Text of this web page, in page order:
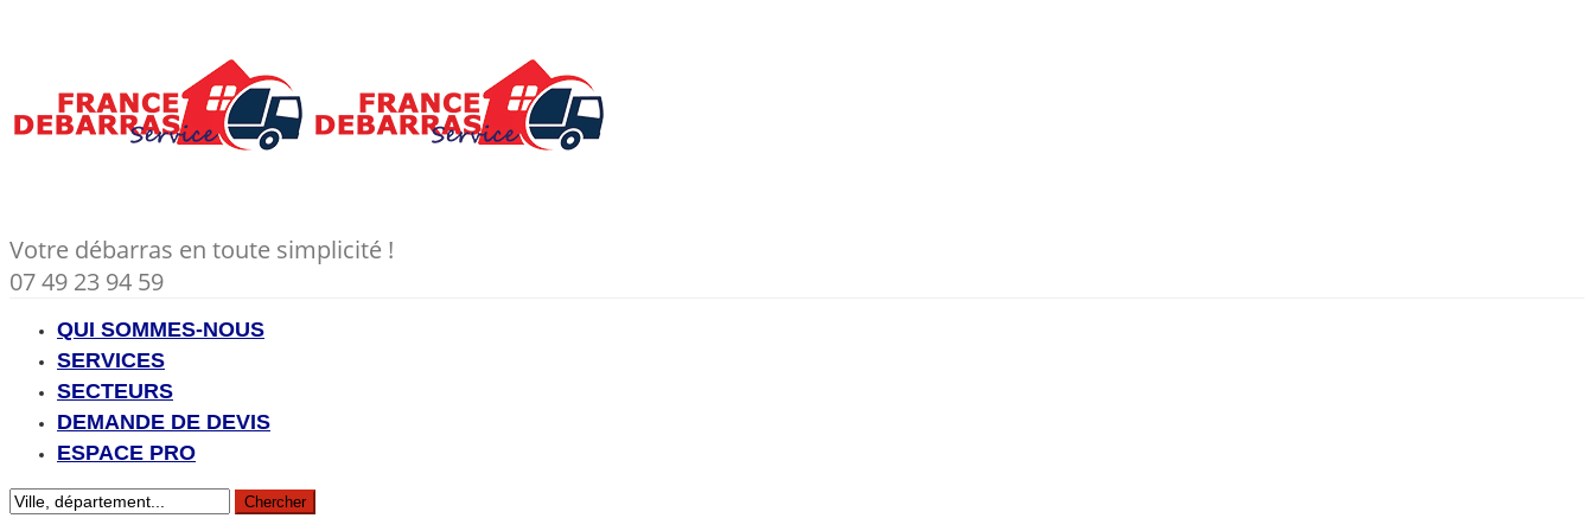
Votre débarras en toute simplicité !
07 49 23 94 59
QUI SOMMES-NOUS
SERVICES
SECTEURS
DEMANDE DE DEVIS
ESPACE PRO